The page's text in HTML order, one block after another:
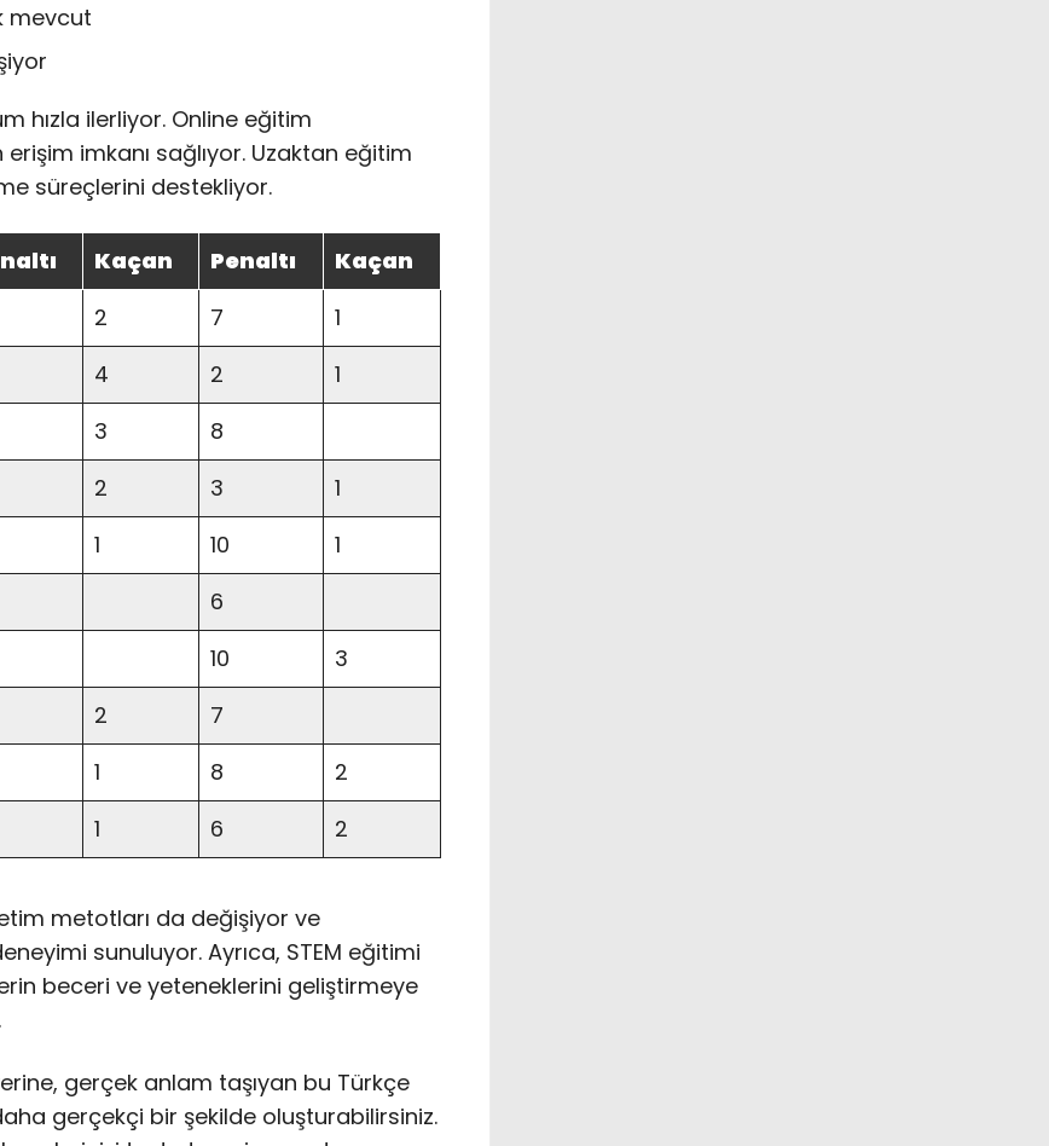
mevcut
hızla ilerliyor. Online eğitim
imkanı sağlıyor. Uzaktan eğitim
süreçlerini destekliyor.
Kaçan Penaltı
Kaçan
2 7
1
4 2
1
3
8
2 3
1
1 10
1
6
10
3
2
7
1 8
2
1 6 2
metotları da değişiyor ve
sunuluyor. Ayrıca, STEM eğitimi
beceri ve yeteneklerini geliştirmeye
gerçek anlam taşıyan bu Türkçe
gerçekçi bir şekilde oluşturabilirsiniz.